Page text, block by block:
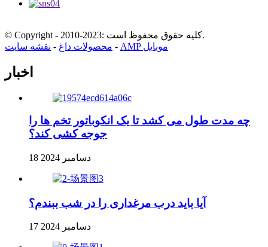
© Copyright - 2010-2023: کلیه حقوق محفوظ است.
محصولات داغ - نقشه سایت - AMP موبایل
اخبار
چه مدت طول می کشد تا یک انکوباتور تخم ها را
جوجه کشی کند؟
18 دسامبر 2024
آیا باید درب مرغداری را در شب ببندم؟
17 دسامبر 2024